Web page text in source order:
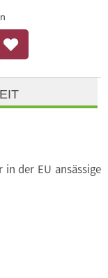
der EU ansässige